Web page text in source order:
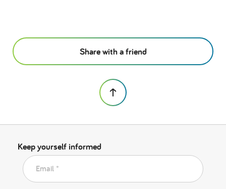
Share with a friend
Keep yourself informed
Email *